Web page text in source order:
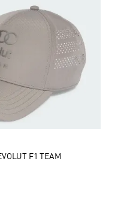
F1 TEAM